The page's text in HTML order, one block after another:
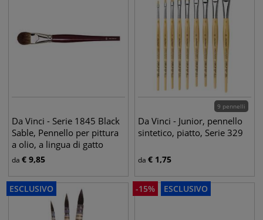
Da Vinci - Serie 1845 Black
Sable, Pennello per pittura
a olio, a lingua di gatto
da € 9,85
9 pennelli
Da Vinci - Junior, pennello
sintetico, piatto, Serie 329
da € 1,75
ESCLUSIVO -15% ESCLUSIVO